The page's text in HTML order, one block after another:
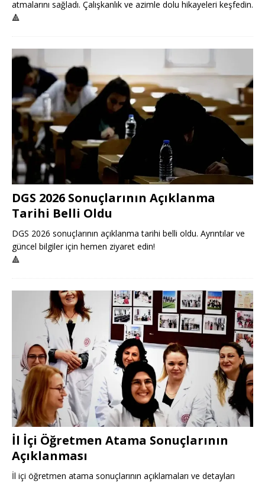
atmalarını sağladı. Çalışkanlık ve azimle dolu hikayeleri keşfedin.
🔺
DGS 2026 Sonuçlarının Açıklanma
Tarihi Belli Oldu
DGS 2026 sonuçlarının açıklanma tarihi belli oldu. Ayrıntılar ve
güncel bilgiler için hemen ziyaret edin!
🔺
İl İçi Öğretmen Atama Sonuçlarının
Açıklanması
İl içi öğretmen atama sonuçlarının açıklamaları ve detayları